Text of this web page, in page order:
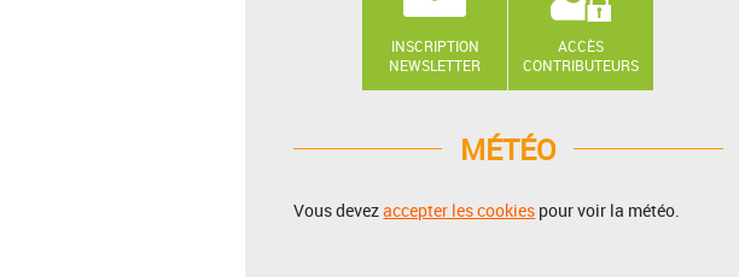
INSCRIPTION
NEWSLETTER
ACCÈS
CONTRIBUTEURS
MÉTÉO
Vous devezaccepter les cookies pour voir la météo.